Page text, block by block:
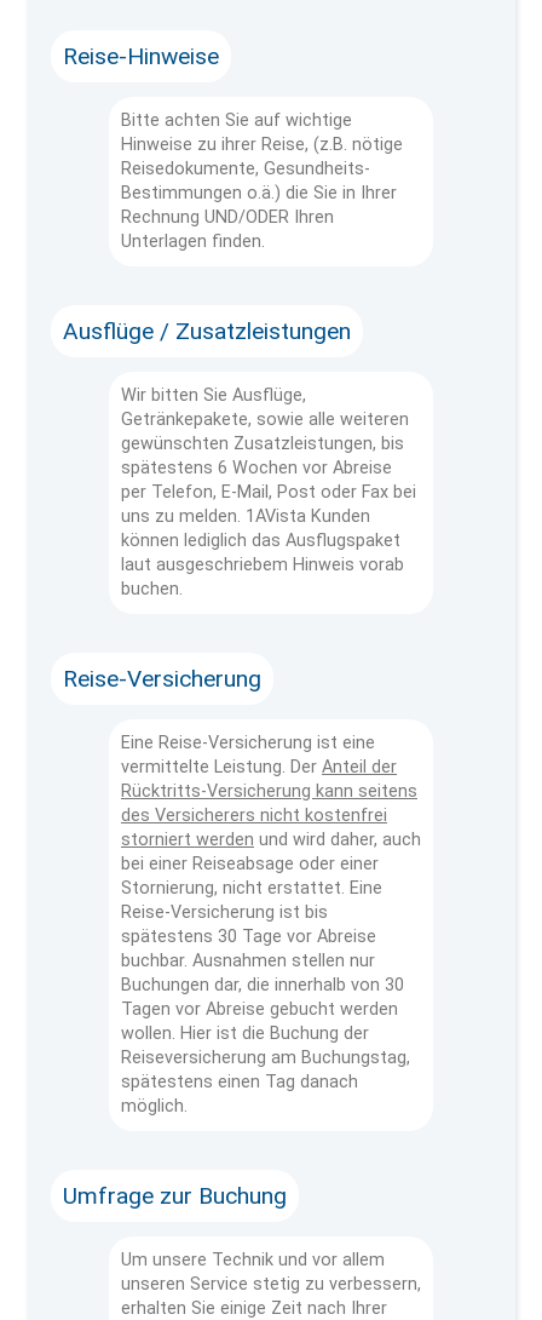
Reise-Hinweise
Bitte achten Sie auf wichtige
Hinweise zu ihrer Reise, (z.B. nötige
Reisedokumente, Gesundheits-
Bestimmungen o.ä.) die Sie in Ihrer
Rechnung UND/ODER Ihren
Unterlagen finden.
Ausflüge / Zusatzleistungen
Wir bitten Sie Ausflüge,
Getränkepakete, sowie alle weiteren
gewünschten Zusatzleistungen, bis
spätestens 6 Wochen vor Abreise
per Telefon, E-Mail, Post oder Fax bei
uns zu melden. 1AVista Kunden
können lediglich das Ausflugspaket
laut ausgeschriebem Hinweis vorab
buchen.
Reise-Versicherung
Eine Reise-Versicherung ist eine
vermittelte Leistung. Der Anteil der
Rücktritts-Versicherung kann seitens
des Versicherers nicht kostenfrei
storniert werden und wird daher, auch
bei einer Reiseabsage oder einer
Stornierung, nicht erstattet. Eine
Reise-Versicherung ist bis
spätestens 30 Tage vor Abreise
buchbar. Ausnahmen stellen nur
Buchungen dar, die innerhalb von 30
Tagen vor Abreise gebucht werden
wollen. Hier ist die Buchung der
Reiseversicherung am Buchungstag,
spätestens einen Tag danach
möglich.
Umfrage zur Buchung
Um unsere Technik und vor allem
unseren Service stetig zu verbessern,
erhalten Sie einige Zeit nach Ihrer